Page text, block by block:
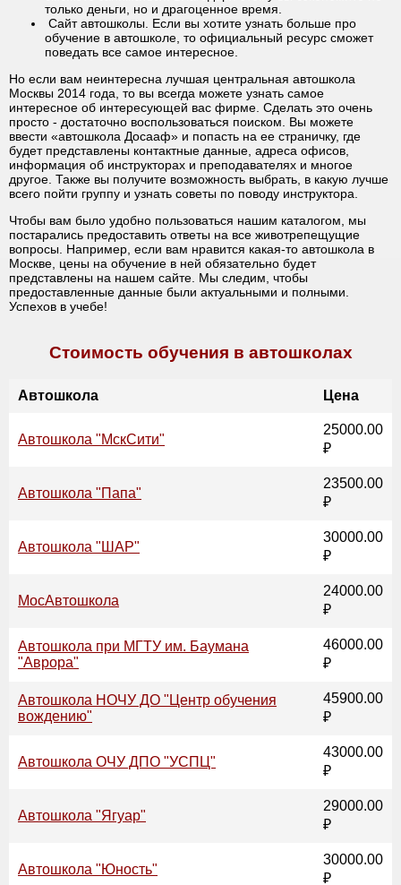
только деньги, но и драгоценное время.
Сайт автошколы. Если вы хотите узнать больше про
обучение в автошколе, то официальный ресурс сможет
поведать все самое интересное.
Но если вам неинтересна лучшая центральная автошкола
Москвы 2014 года, то вы всегда можете узнать самое
интересное об интересующей вас фирме. Сделать это очень
просто - достаточно воспользоваться поиском. Вы можете
ввести «автошкола Досааф» и попасть на ее страничку, где
будет представлены контактные данные, адреса офисов,
информация об инструкторах и преподавателях и многое
другое. Также вы получите возможность выбрать, в какую лучше
всего пойти группу и узнать советы по поводу инструктора.
Чтобы вам было удобно пользоваться нашим каталогом, мы
постарались предоставить ответы на все животрепещущие
вопросы. Например, если вам нравится какая-то автошкола в
Москве, цены на обучение в ней обязательно будет
представлены на нашем сайте. Мы следим, чтобы
предоставленные данные были актуальными и полными.
Успехов в учебе!
Стоимость обучения в автошколах
Автошкола Цена
Автошкола "МскСити"
25000.00
₽
Автошкола "Папа"
23500.00
₽
Автошкола "ШАР"
30000.00
₽
МосАвтошкола
24000.00
₽
Автошкола при МГТУ им. Баумана
"Аврора"
46000.00
₽
Автошкола НОЧУ ДО "Центр обучения
вождению"
45900.00
₽
Автошкола ОЧУ ДПО "УСПЦ"
43000.00
₽
Автошкола "Ягуар"
29000.00
₽
Автошкола "Юность"
30000.00
₽